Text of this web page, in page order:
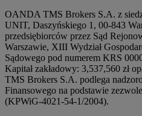
OANDA TMS Brokers S.A. z
UNIT, Daszyńskiego 1, 00-843
przedsiębiorców przez Sąd
Warszawie, XIII Wydział
Sądowego pod numerem KRS
Kapitał zakładowy: 3,537,560 zł
TMS Brokers S.A. podlega
Finansowego na podstawie
(KPWiG-4021-54-1/2004).